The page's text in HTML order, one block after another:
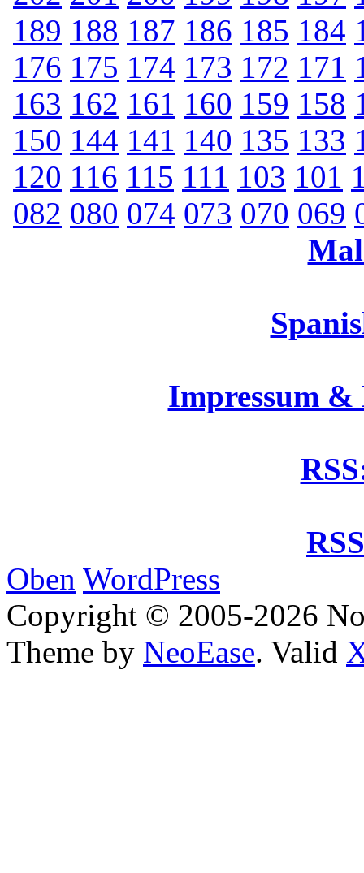
189 188 187 186 185 184
176 175 174 173 172 171
163 162 161 160 159 158
150 144 141 140 135 133
120 116 115 111 103 101
082 080 074 073 070 069
Impressum
Oben WordPress
Copyright © 2005-2026
Theme by NeoEase. Valid